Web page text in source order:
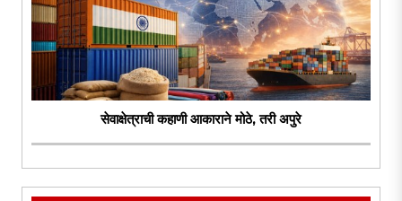
सेवाक्षेत्राची कहाणी आकाराने मोठे, तरी अपुरे